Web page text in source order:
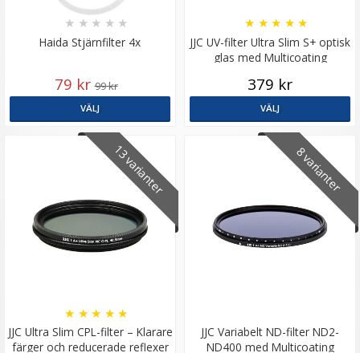
Haida Stjärnfilter 4x
★ ★ ★ ★ ★
79 kr 99 kr
VÄLJ
JJC UV-filter Ultra Slim S+ optisk
glas med Multicoating
★ ★ ★ ★ ★
379 kr
VÄLJ
13 varianter
JJC Ultra Slim CPL-filter – Klarare
färger och reducerade reflexer
★ ★ ★ ★ ★
8 varianter
JJC Variabelt ND-filter ND2-
ND400 med Multicoating